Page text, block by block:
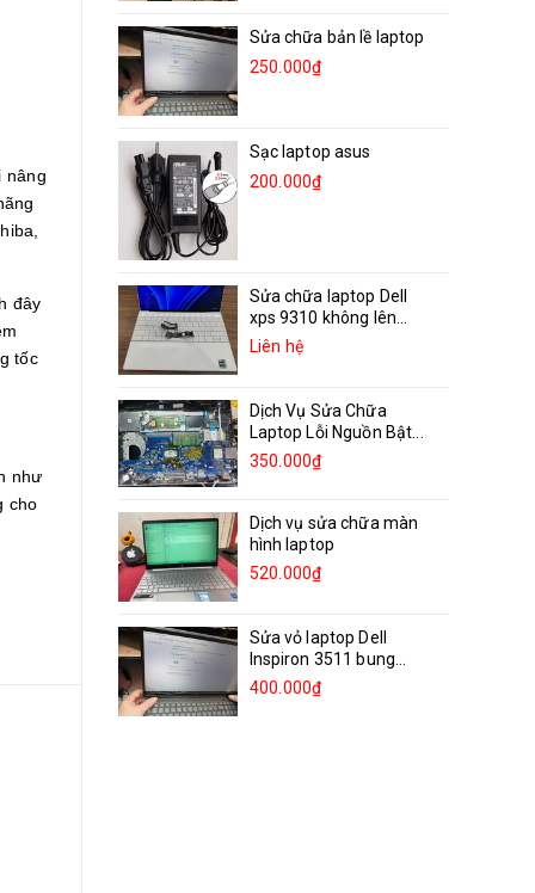
nâng
đây
tốc
như
cho
Sửa chữa bản lề laptop
250.000₫
Sạc laptop asus
200.000₫
Sửa chữa laptop Dell
xps 9310 không lên...
Liên hệ
Dịch Vụ Sửa Chữa
Laptop Lỗi Nguồn Bật...
350.000₫
Dịch vụ sửa chữa màn
hình laptop
520.000₫
Sửa vỏ laptop Dell
Inspiron 3511 bung
bản...
400.000₫